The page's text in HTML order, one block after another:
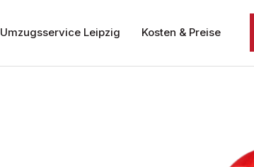
Umzugsservice Leipzig Kosten & Preise